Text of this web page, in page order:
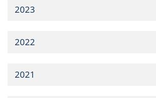
2023
2022
2021